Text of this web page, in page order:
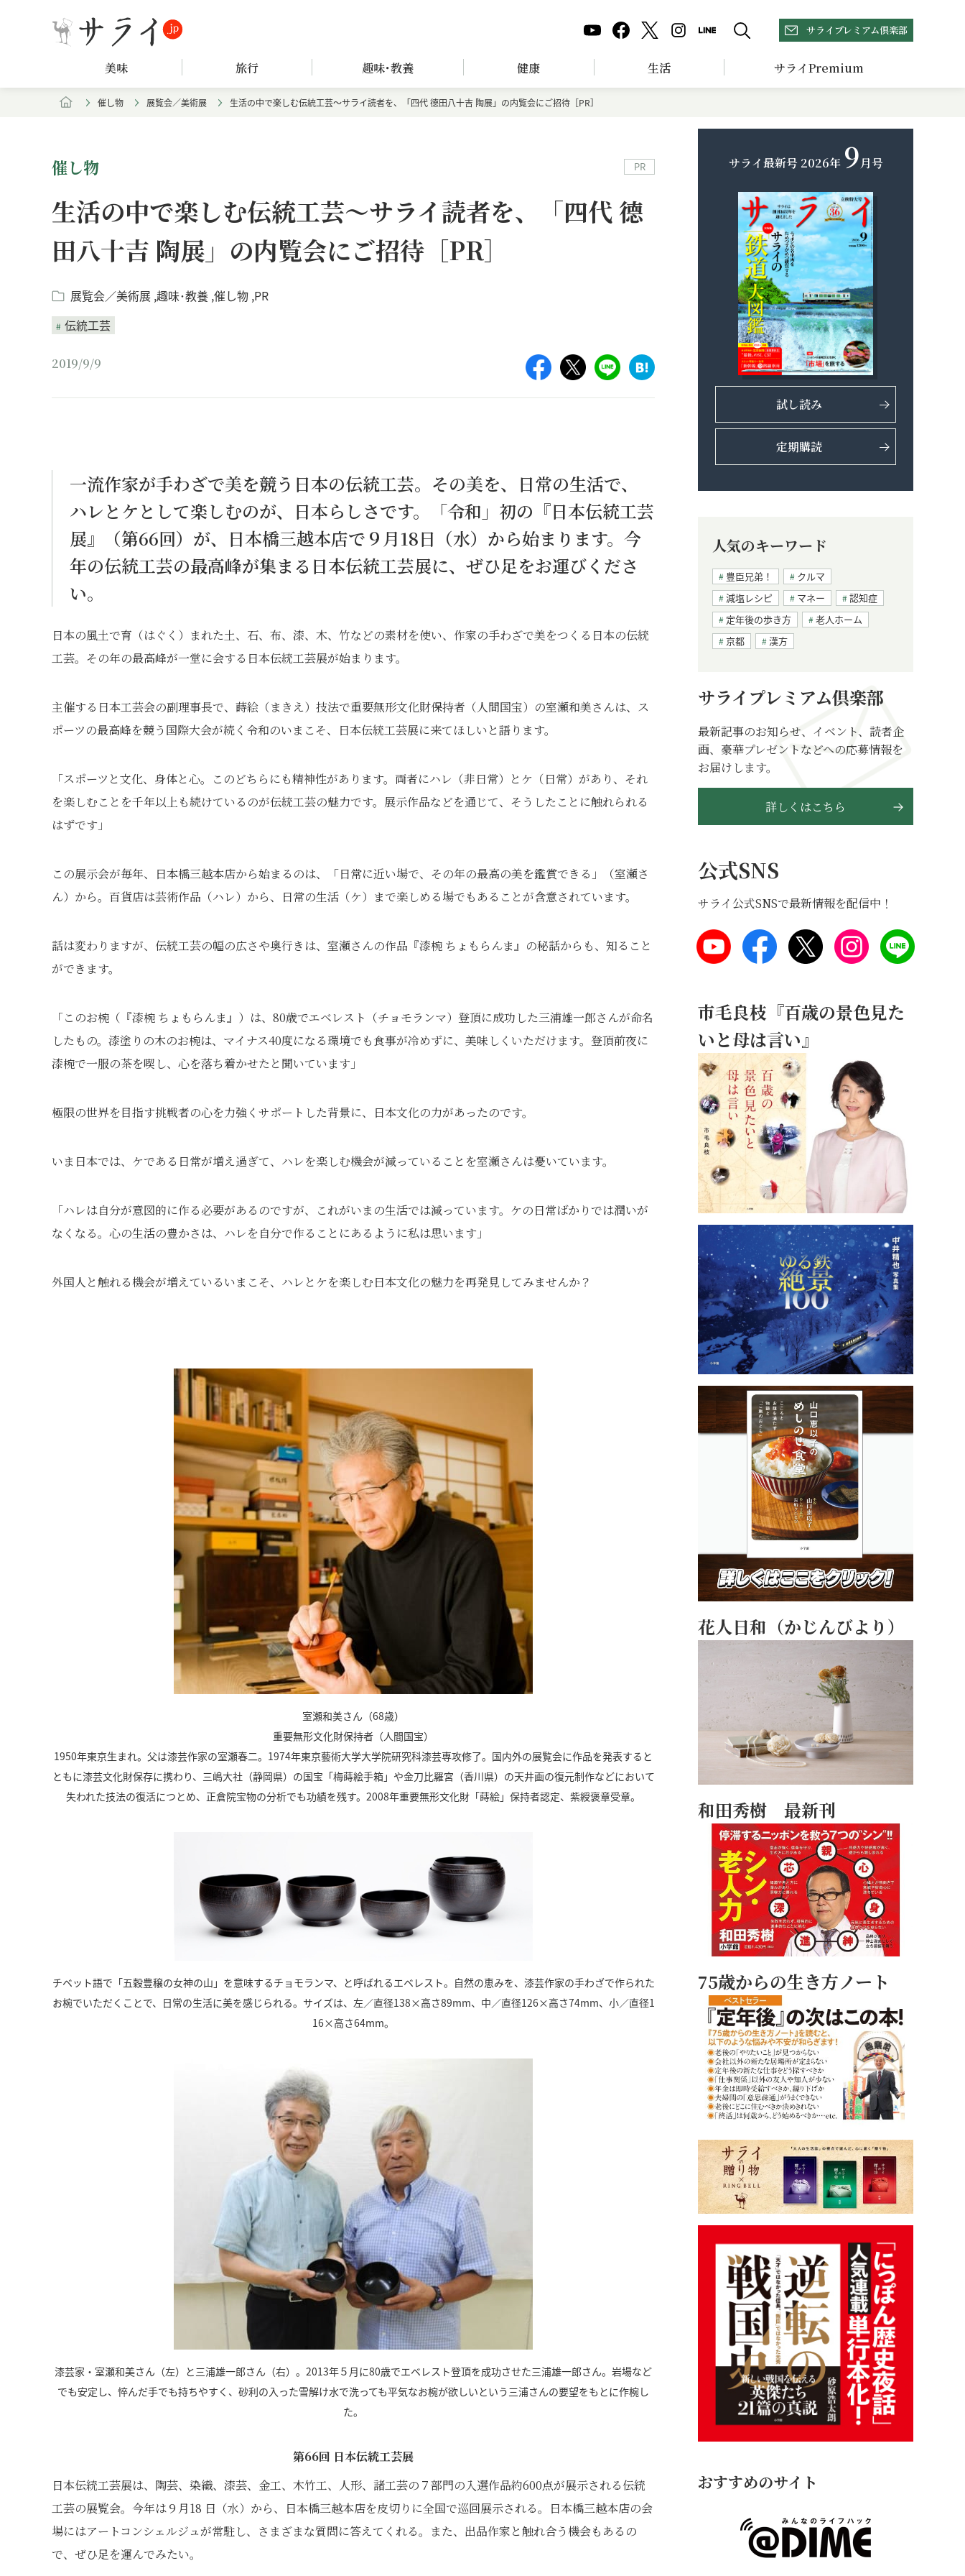
サライプレミアム倶楽部
美味 旅行 趣味･教養 健康 生活 サライPremium
催し物 展覧会／美術展 生活の中で楽しむ伝統工芸～サライ読者を、「四代 德田八十吉 陶展」の内覧会にご招待［PR］
催し物
生活の中で楽しむ伝統工芸～サライ読者を、「四代 德
田八十吉 陶展」の内覧会にご招待［PR］
展覧会／美術展 趣味･教養 催し物 PR
伝統工芸
2019/9/9
PR
一流作家が手わざで美を競う日本の伝統工芸。その美を、日常の生活で、
ハレとケとして楽しむのが、日本らしさです。「令和」初の『日本伝統工芸
展』（第66回）が、日本橋三越本店で９月18日（水）から始まります。今
年の伝統工芸の最高峰が集まる日本伝統工芸展に、ぜひ足をお運びくださ
い。
日本の風土で育（はぐく）まれた土、石、布、漆、木、竹などの素材を使い、作家の手わざで美をつくる日本の伝統
工芸。その年の最高峰が一堂に会する日本伝統工芸展が始まります。
主催する日本工芸会の副理事長で、蒔絵（まきえ）技法で重要無形文化財保持者（人間国宝）の室瀬和美さんは、ス
ポーツの最高峰を競う国際大会が続く令和のいまこそ、日本伝統工芸展に来てほしいと語ります。
「スポーツと文化、身体と心。このどちらにも精神性があります。両者にハレ（非日常）とケ（日常）があり、それ
を楽しむことを千年以上も続けているのが伝統工芸の魅力です。展示作品などを通じて、そうしたことに触れられる
はずです」
この展示会が毎年、日本橋三越本店から始まるのは、「日常に近い場で、その年の最高の美を鑑賞できる」（室瀬さ
ん）から。百貨店は芸術作品（ハレ）から、日常の生活（ケ）まで楽しめる場でもあることが含意されています。
話は変わりますが、伝統工芸の幅の広さや奥行きは、室瀬さんの作品『漆椀 ちょもらんま』の秘話からも、知ること
ができます。
「このお椀（『漆椀 ちょもらんま』）は、80歳でエベレスト（チョモランマ）登頂に成功した三浦雄一郎さんが命名
したもの。漆塗りの木のお椀は、マイナス40度になる環境でも食事が冷めずに、美味しくいただけます。登頂前夜に
漆椀で一服の茶を喫し、心を落ち着かせたと聞いています」
極限の世界を目指す挑戦者の心を力強くサポートした背景に、日本文化の力があったのです。
いま日本では、ケである日常が増え過ぎて、ハレを楽しむ機会が減っていることを室瀬さんは憂いています。
「ハレは自分が意図的に作る必要があるのですが、これがいまの生活では減っています。ケの日常ばかりでは潤いが
なくなる。心の生活の豊かさは、ハレを自分で作ることにあるように私は思います」
外国人と触れる機会が増えているいまこそ、ハレとケを楽しむ日本文化の魅力を再発見してみませんか？
室瀬和美さん（68歳）
重要無形文化財保持者（人間国宝）
1950年東京生まれ。父は漆芸作家の室瀬春二。1974年東京藝術大学大学院研究科漆芸専攻修了。国内外の展覧会に作品を発表すると
ともに漆芸文化財保存に携わり、三嶋大社（静岡県）の国宝「梅蒔絵手箱」や金刀比羅宮（香川県）の天井画の復元制作などにおいて
失われた技法の復活につとめ、正倉院宝物の分析でも功績を残す。2008年重要無形文化財「蒔絵」保持者認定、紫綬褒章受章。
チベット語で「五穀豊穣の女神の山」を意味するチョモランマ、と呼ばれるエベレスト。自然の恵みを、漆芸作家の手わざで作られた
お椀でいただくことで、日常の生活に美を感じられる。サイズは、左／直径138×高さ89mm、中／直径126×高さ74mm、小／直径1
16×高さ64mm。
漆芸家・室瀬和美さん（左）と三浦雄一郎さん（右）。2013年５月に80歳でエベレスト登頂を成功させた三浦雄一郎さん。岩場など
でも安定し、悴んだ手でも持ちやすく、砂利の入った雪解け水で洗っても平気なお椀が欲しいという三浦さんの要望をもとに作椀し
た。
第66回 日本伝統工芸展
日本伝統工芸展は、陶芸、染織、漆芸、金工、木竹工、人形、諸工芸の７部門の入選作品約600点が展示される伝統
工芸の展覧会。今年は９月18 日（水）から、日本橋三越本店を皮切りに全国で巡回展示される。日本橋三越本店の会
場にはアートコンシェルジュが常駐し、さまざまな質問に答えてくれる。また、出品作家と触れ合う機会もあるの
で、ぜひ足を運んでみたい。
サライ最新号 2026年 9月号
試し読み
定期購読
人気のキーワード
豊臣兄弟！
クルマ
減塩レシピ
マネー
認知症
定年後の歩き方
老人ホーム
京都
漢方
サライプレミアム倶楽部
最新記事のお知らせ、イベント、読者企
画、豪華プレゼントなどへの応募情報を
お届けします。
詳しくはこちら
公式SNS
サライ公式SNSで最新情報を配信中！
市毛良枝『百歳の景色見た
いと母は言い』
花人日和（かじんびより）
和田秀樹 最新刊
75歳からの生き方ノート
おすすめのサイト